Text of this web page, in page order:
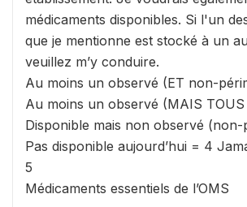
médicaments disponibles. Si l'un
que je mentionne est stocké à un
veuillez m’y conduire.
Au moins un observé (ET non-
Au moins un observé (MAIS
Disponible mais non observé (non-
Pas disponible aujourd’hui = 4
5
Médicaments essentiels de l’OMS